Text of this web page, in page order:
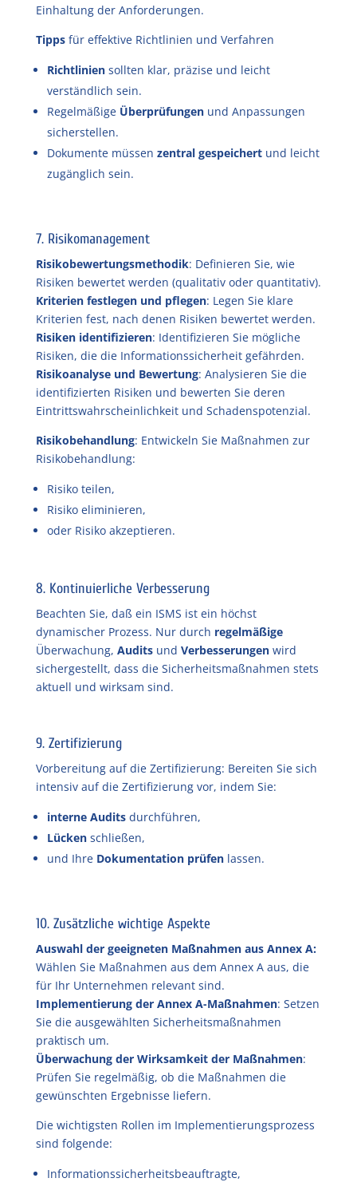
Einhaltung der Anforderungen.
Tippsfür effektive Richtlinien und Verfahren
Richtliniensollten klar, präzise und leicht
verständlich sein.
Regelmäßige Überprüfungenund Anpassungen
sicherstellen.
Dokumente müssen zentral gespeichertund leicht
zugänglich sein.
7. Risikomanagement
Risikobewertungsmethodik: Definieren Sie, wie
Risiken bewertet werden (qualitativ oder quantitativ).
Kriterien festlegen und pflegen: Legen Sie klare
Kriterien fest, nach denen Risiken bewertet werden.
Risiken identifizieren: Identifizieren Sie mögliche
Risiken, die die Informationssicherheit gefährden.
Risikoanalyse und Bewertung: Analysieren Sie die
identifizierten Risiken und bewerten Sie deren
Eintrittswahrscheinlichkeit und Schadenspotenzial.
Risikobehandlung: Entwickeln Sie Maßnahmen zur
Risikobehandlung:
Risiko teilen,
Risiko eliminieren,
oder Risiko akzeptieren.
8. Kontinuierliche Verbesserung
Beachten Sie, daß ein ISMS ist ein höchst
dynamischer Prozess. Nur durch regelmäßige
Überwachung, Auditsund Verbesserungenwird
sichergestellt, dass die Sicherheitsmaßnahmen stets
aktuell und wirksam sind.
9. Zertifizierung
Vorbereitung auf die Zertifizierung: Bereiten Sie sich
intensiv auf die Zertifizierung vor, indem Sie:
interne Auditsdurchführen,
Lückenschließen,
und Ihre Dokumentation prüfenlassen.
10. Zusätzliche wichtige Aspekte
Auswahl der geeigneten Maßnahmen aus Annex A:
Wählen Sie Maßnahmen aus dem Annex A aus, die
für Ihr Unternehmen relevant sind.
Implementierung der Annex A-Maßnahmen: Setzen
Sie die ausgewählten Sicherheitsmaßnahmen
praktisch um.
Überwachung der Wirksamkeit der Maßnahmen:
Prüfen Sie regelmäßig, ob die Maßnahmen die
gewünschten Ergebnisse liefern.
Die wichtigsten Rollen im Implementierungsprozess
sind folgende:
Informationssicherheitsbeauftragte,